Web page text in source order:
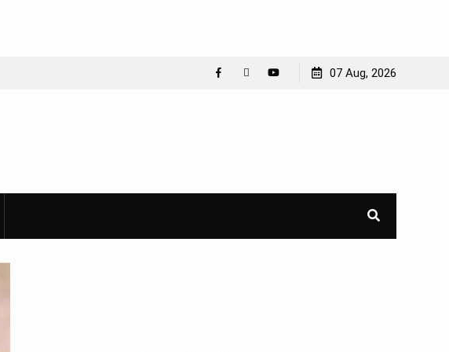
07 Aug, 2026